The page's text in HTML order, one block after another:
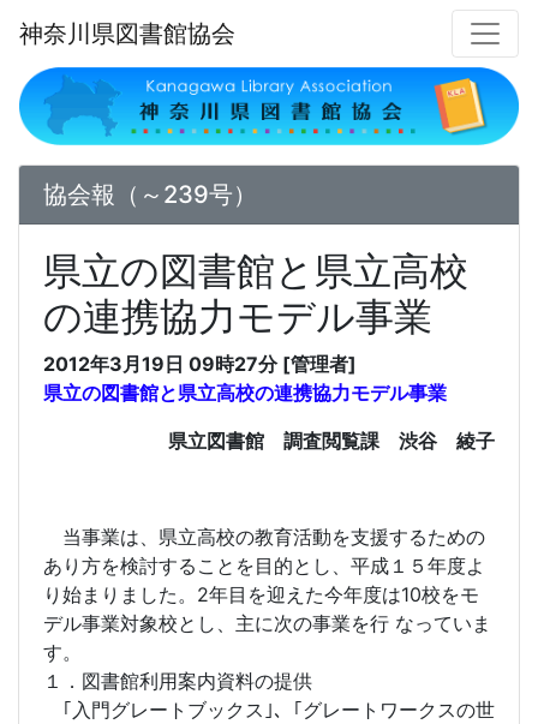
神奈川県図書館協会
協会報（～239号）
県立の図書館と県立高校
の連携協力モデル事業
2012年3月19日 09時27分 [管理者]
県立の図書館と県立高校の連携協力モデル事業
県立図書館 調査閲覧課 渋谷 綾子
当事業は、県立高校の教育活動を支援するための
あり方を検討することを目的とし、平成１５年度よ
り始まりました。2年目を迎えた今年度は10校をモ
デル事業対象校とし、主に次の事業を行 なっていま
す。
１．図書館利用案内資料の提供
｢入門グレートブックス｣、｢グレートワークスの世